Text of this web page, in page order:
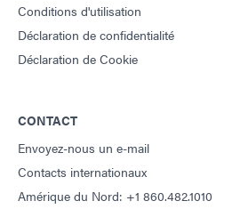
Conditions d'utilisation
Déclaration de confidentialité
Déclaration de Cookie
CONTACT
Envoyez-nous un e-mail
Contacts internationaux
Amérique du Nord: +1 860.482.1010